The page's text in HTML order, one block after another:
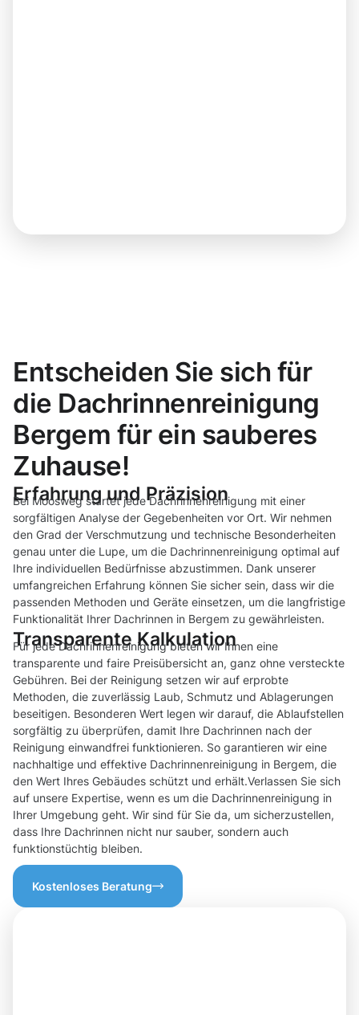
Entscheiden Sie sich für
die Dachrinnenreinigung
Bergem für ein sauberes
Zuhause!
Erfahrung und Präzision
Bei Moosweg startet jede Dachrinnenreinigung mit einer
sorgfältigen Analyse der Gegebenheiten vor Ort. Wir nehmen
den Grad der Verschmutzung und technische Besonderheiten
genau unter die Lupe, um die Dachrinnenreinigung optimal auf
Ihre individuellen Bedürfnisse abzustimmen. Dank unserer
umfangreichen Erfahrung können Sie sicher sein, dass wir die
passenden Methoden und Geräte einsetzen, um die langfristige
Funktionalität Ihrer Dachrinnen in Bergem zu gewährleisten.
Transparente Kalkulation
Für jede Dachrinnenreinigung bieten wir Ihnen eine
transparente und faire Preisübersicht an, ganz ohne versteckte
Gebühren. Bei der Reinigung setzen wir auf erprobte
Methoden, die zuverlässig Laub, Schmutz und Ablagerungen
beseitigen. Besonderen Wert legen wir darauf, die Ablaufstellen
sorgfältig zu überprüfen, damit Ihre Dachrinnen nach der
Reinigung einwandfrei funktionieren. So garantieren wir eine
nachhaltige und effektive Dachrinnenreinigung in Bergem, die
den Wert Ihres Gebäudes schützt und erhält.Verlassen Sie sich
auf unsere Expertise, wenn es um die Dachrinnenreinigung in
Ihrer Umgebung geht. Wir sind für Sie da, um sicherzustellen,
dass Ihre Dachrinnen nicht nur sauber, sondern auch
funktionstüchtig bleiben.
Kostenloses Beratung